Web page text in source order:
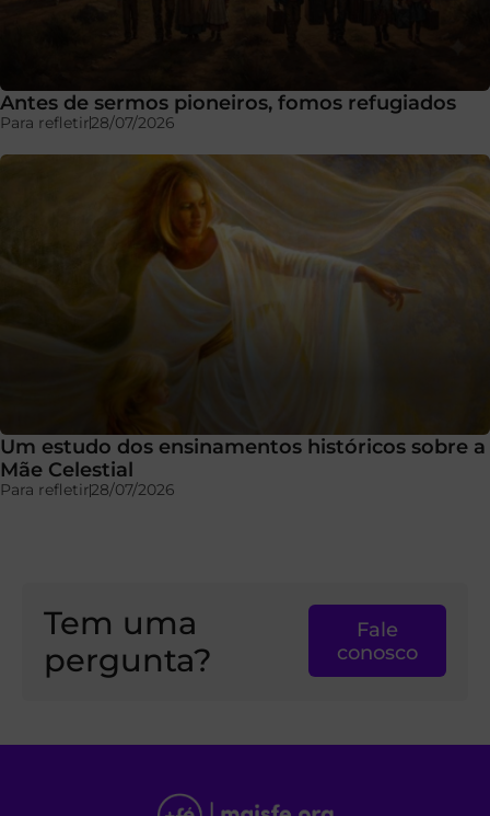
Antes de sermos pioneiros, fomos refugiados
Para refletir28/07/2026
Um estudo dos ensinamentos históricos sobre a
Mãe Celestial
Para refletir28/07/2026
Tem uma
pergunta?
Fale
conosco